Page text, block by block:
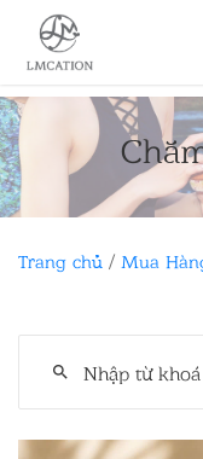
Trang chủ / Mua